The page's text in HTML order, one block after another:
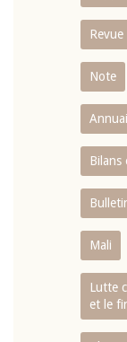
Note
Bilans
Mali
Lutte
et le